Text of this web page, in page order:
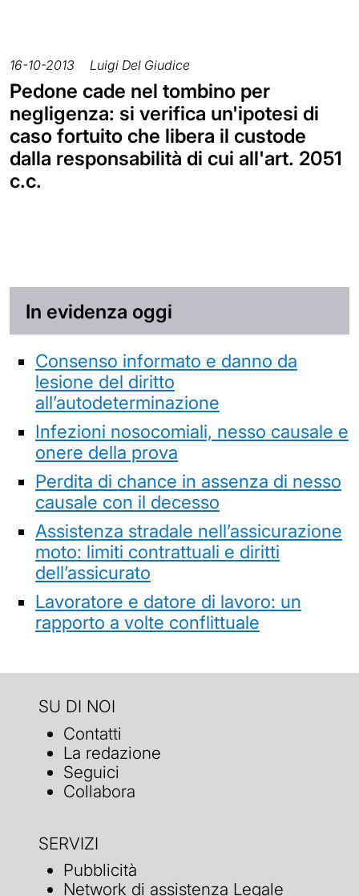
16-10-2013 Luigi Del Giudice
Pedone cade nel tombino per
negligenza: si verifica un'ipotesi di
caso fortuito che libera il custode
dalla responsabilità di cui all'art. 2051
c.c.
In evidenza oggi
Consenso informato e danno da
lesione del diritto
all’autodeterminazione
Infezioni nosocomiali, nesso causale e
onere della prova
Perdita di chance in assenza di nesso
causale con il decesso
Assistenza stradale nell’assicurazione
moto: limiti contrattuali e diritti
dell’assicurato
Lavoratore e datore di lavoro: un
rapporto a volte conflittuale
SU DI NOI
Contatti
La redazione
Seguici
Collabora
SERVIZI
Pubblicità
Network di assistenza Legale